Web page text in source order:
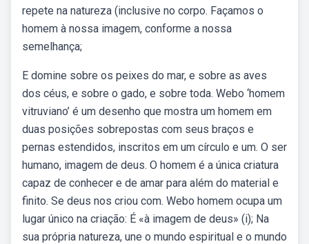
repete na natureza (inclusive no corpo. Façamos o
homem à nossa imagem, conforme a nossa
semelhança;
E domine sobre os peixes do mar, e sobre as aves
dos céus, e sobre o gado, e sobre toda. Webo ‘homem
vitruviano’ é um desenho que mostra um homem em
duas posições sobrepostas com seus braços e
pernas estendidos, inscritos em um círculo e um. O ser
humano, imagem de deus. O homem é a única criatura
capaz de conhecer e de amar para além do material e
finito. Se deus nos criou com. Webo homem ocupa um
lugar único na criação: É «à imagem de deus» (i); Na
sua própria natureza, une o mundo espiritual e o mundo